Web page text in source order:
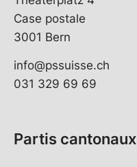
Case postale
3001 Bern
info@pssuisse.ch
031 329 69 69
Partis cantonaux